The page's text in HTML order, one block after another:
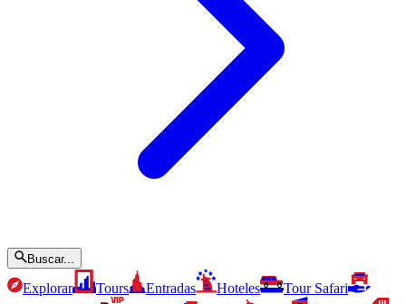
Buscar...
Explorar Tours Entradas Hoteles
Tour Safari